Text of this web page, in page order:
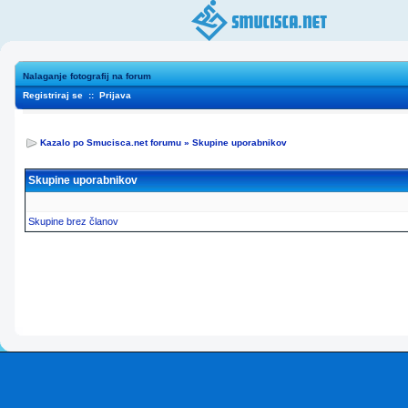
Nalaganje fotografij na forum
Registriraj se :: Prijava
Kazalo po Smucisca.net forumu » Skupine uporabnikov
Skupine uporabnikov
Skupine brez članov